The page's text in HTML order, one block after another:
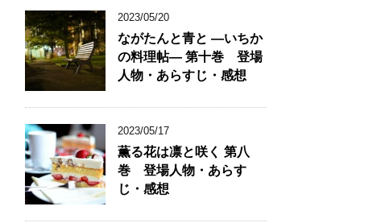
2023/05/20
ながたんと青と ―いちか
の料理帖― 第十巻 登場
人物・あらすじ・感想
2023/05/17
薫る花は凛と咲く 第八
巻 登場人物・あらす
じ・感想